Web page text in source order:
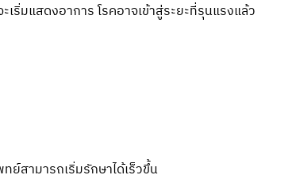
ริ่มแสดงอาการ โรคอาจเข้าสู่ระยะที่รุนแรงแล้ว
สามารถเริ่มรักษาได้เร็วขึ้น